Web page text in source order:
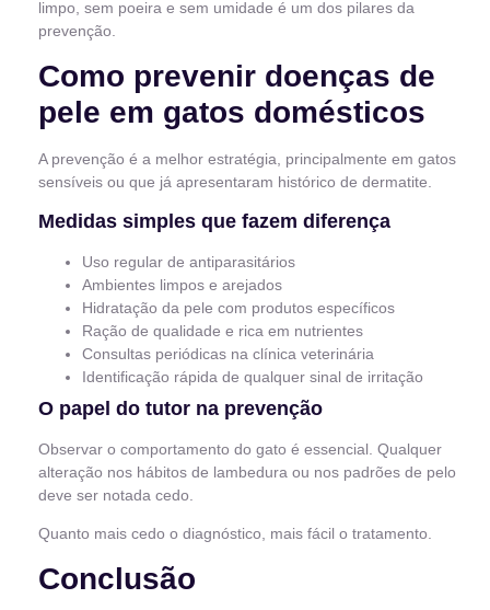
limpo, sem poeira e sem umidade é um dos pilares da
prevenção.
Como prevenir doenças de
pele em gatos domésticos
A prevenção é a melhor estratégia, principalmente em gatos
sensíveis ou que já apresentaram histórico de dermatite.
Medidas simples que fazem diferença
Uso regular de antiparasitários
Ambientes limpos e arejados
Hidratação da pele com produtos específicos
Ração de qualidade e rica em nutrientes
Consultas periódicas na clínica veterinária
Identificação rápida de qualquer sinal de irritação
O papel do tutor na prevenção
Observar o comportamento do gato é essencial. Qualquer
alteração nos hábitos de lambedura ou nos padrões de pelo
deve ser notada cedo.
Quanto mais cedo o diagnóstico, mais fácil o tratamento.
Conclusão